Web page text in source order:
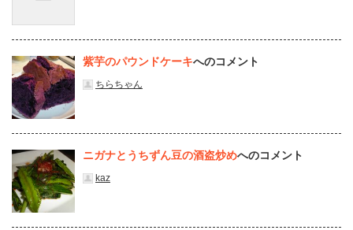
紫芋のパウンドケーキへのコメント
ちらちゃん
ニガナとうちずん豆の酒盗炒めへのコメント
kaz